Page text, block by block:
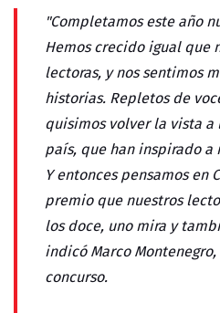
"Completamos este año
Hemos crecido igual que
lectoras, y nos sentimos
historias. Repletos de
quisimos volver la vista
país, que han inspirado a
Y entonces pensamos en
premio que nuestros
los doce, uno mira y
indicó Marco
concurso.